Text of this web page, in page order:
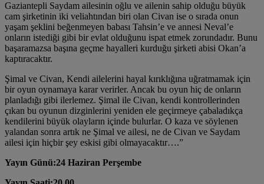
Gaziantepli Saydam ailesinin oğlu ve ailenin sahip olduğu büyük
cam şirketinin iki veliahtından biri olan Civan ise o sırada onun
yaşam şeklini beğenmeyen babası Tahsin’e ve annesi Neval’e
onların istediği gibi bir evlat olduğunu ispat etmek zorundadır. Bunu
başaramazsa başına geçme hayalleri kurduğu şirketi abisi Okan’a
kaptıracaktır.
Şimal ve Civan, Kendi ailelerini hayal kırıklığına uğratmamak için
bir oyun oynamaya karar verirler. Ancak bu oyun hiç de onların
planladığı gibi ilerlemez. Şimal ile Civan, kendi kontrollerinden
çıkan bu oyunun dizginlerini yeniden ele geçirmeye çabaladıkça
kendilerini büyük olayların içinde bulurlar. O kaza ve söylenen
yalandan sonra artık ne Şimal ve ailesi, ne de Civan ve Saydam
ailesi için hiçbir şey eskisi gibi olmayacaktır….”
Yayın Günü:24 Haziran Perşembe